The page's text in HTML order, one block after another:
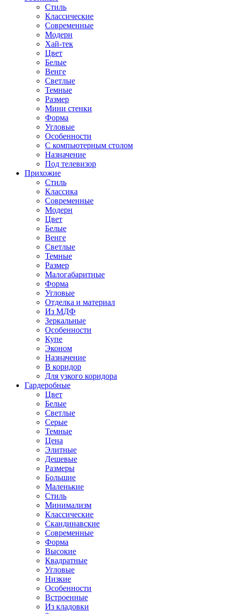
Стиль
Классические
Современные
Модерн
Хай-тек
Цвет
Белые
Венге
Светлые
Темные
Размер
Мини стенки
Форма
Угловые
Особенности
С компьютерным столом
Назначение
Под телевизор
Прихожие
Стиль
Классика
Современные
Модерн
Цвет
Белые
Венге
Светлые
Темные
Размер
Малогабаритные
Форма
Угловые
Отделка и материал
Из МДФ
Зеркальные
Особенности
Купе
Эконом
Назначение
В коридор
Для узкого коридора
Гардеробные
Цвет
Белые
Светлые
Серые
Темные
Цена
Элитные
Дешевые
Размеры
Большие
Маленькие
Стиль
Минимализм
Классические
Скандинавские
Современные
Форма
Высокие
Квадратные
Угловые
Низкие
Особенности
Встроенные
Из кладовки